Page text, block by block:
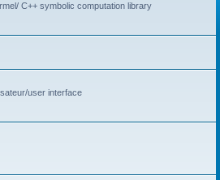
C++ symbolic computation library
user interface